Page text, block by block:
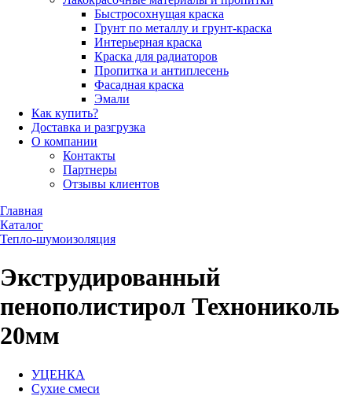
Быстросохнущая краска
Грунт по металлу и грунт-краска
Интерьерная краска
Краска для радиаторов
Пропитка и антиплесень
Фасадная краска
Эмали
Как купить?
Доставка и разгрузка
О компании
Контакты
Партнеры
Отзывы клиентов
Главная
Каталог
Тепло-шумоизоляция
Экструдированный
пенополистирол Технониколь
20мм
УЦЕНКА
Сухие смеси